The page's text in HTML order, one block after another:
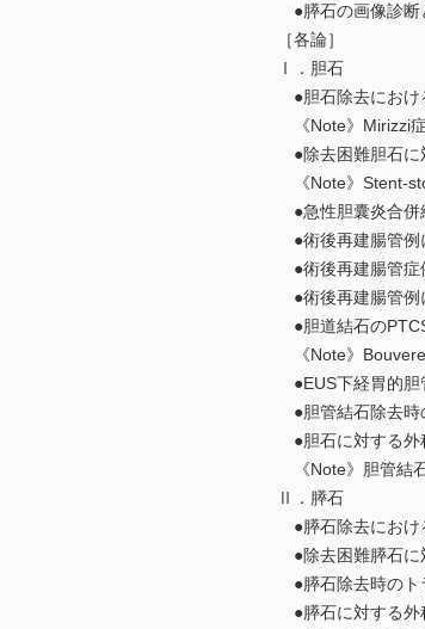
●膵石の画像診
［各論］
Ⅰ．胆石
●胆石除去におけ
《Note》Mirizzi
●除去困難胆石に
《Note》Stent-
●急性胆囊炎合
●術後再建腸管例
●術後再建腸管症
●術後再建腸管
●胆道結石の
《Note》
●EUS下経胃的
●胆管結石除去時
●胆石に対する
《Note》胆管結
Ⅱ．膵石
●膵石除去にお
●除去困難膵石
●膵石除去時の
●膵石に対する